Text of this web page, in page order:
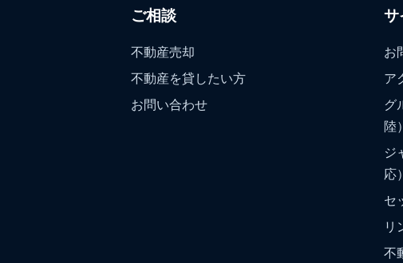
ご相談
不動産売却
不動産を貸したい方
お問い合わせ
サ
お
ア
グ
陸）
ジ
応
セ
リ
不